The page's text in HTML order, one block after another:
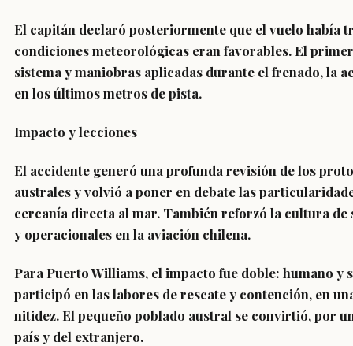
El capitán declaró posteriormente que el vuelo había
condiciones meteorológicas eran favorables. El
sistema y maniobras aplicadas durante el frenado, la
en los últimos metros de pista.
Impacto y lecciones
El accidente generó una profunda revisión de los
australes y volvió a poner en debate las
cercanía directa al mar. También reforzó la cultura
y operacionales en la aviación chilena.
Para Puerto Williams, el impacto fue doble: humano
participó en las labores de rescate y contención, en
nitidez. El pequeño poblado austral se convirtió, por
país y del extranjero.